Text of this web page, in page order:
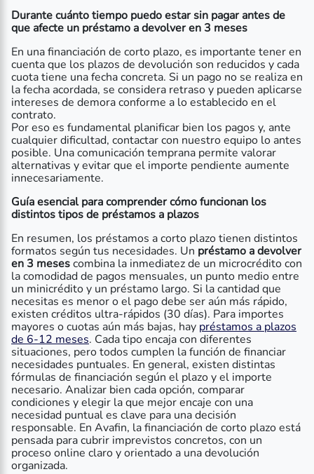
Durante cuánto tiempo puedo estar sin pagar antes de
que afecte un préstamo a devolver en 3 meses
En una financiación de corto plazo, es importante tener en
cuenta que los plazos de devolución son reducidos y cada
cuota tiene una fecha concreta. Si un pago no se realiza en
la fecha acordada, se considera retraso y pueden aplicarse
intereses de demora conforme a lo establecido en el
contrato.
Por eso es fundamental planificar bien los pagos y, ante
cualquier dificultad, contactar con nuestro equipo lo antes
posible. Una comunicación temprana permite valorar
alternativas y evitar que el importe pendiente aumente
innecesariamente.
Guía esencial para comprender cómo funcionan los
distintos tipos de préstamos a plazos
En resumen, los préstamos a corto plazo tienen distintos
formatos según tus necesidades. Un préstamo a devolver
en 3 mesescombina la inmediatez de un microcrédito con
la comodidad de pagos mensuales, un punto medio entre
un minicrédito y un préstamo largo. Si la cantidad que
necesitas es menor o el pago debe ser aún más rápido,
existen créditos ultra-rápidos (30 días). Para importes
mayores o cuotas aún más bajas, hay préstamos a plazos
de 6-12 meses. Cada tipo encaja con diferentes
situaciones, pero todos cumplen la función de financiar
necesidades puntuales. En general, existen distintas
fórmulas de financiación según el plazo y el importe
necesario. Analizar bien cada opción, comparar
condiciones y elegir la que mejor encaje con una
necesidad puntual es clave para una decisión
responsable. En Avafin, la financiación de corto plazo está
pensada para cubrir imprevistos concretos, con un
proceso online claro y orientado a una devolución
organizada.